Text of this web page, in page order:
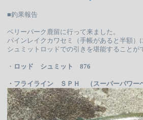
■釣果報告
ベリーパーク鹿留に行って来ました。
パインレイクカワセミ（手帳があると半額）
シュミットロッドでの引きを堪能することが
・ ロッド シュミット 876
・フライライン ＳＰＨ （スーパーパワー